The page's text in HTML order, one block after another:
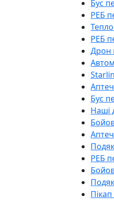
Бус
РЕБ
РЕБ
Дрон
Бус
Наші
РЕБ